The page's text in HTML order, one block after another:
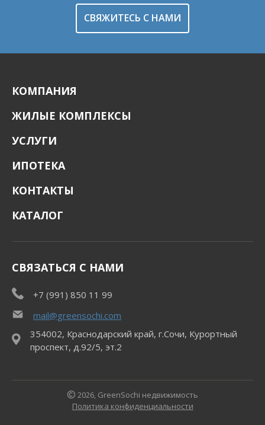
СВЯЖИТЕСЬ С НАМИ
КОМПАНИЯ
ЖИЛЫЕ КОМПЛЕКСЫ
УСЛУГИ
ИПОТЕКА
КОНТАКТЫ
КАТАЛОГ
СВЯЗАТЬСЯ С НАМИ
+7 (991) 850 11 99
mail@greensochi.com
354002, Краснодарский край, г.Сочи, Курортный
проспект, д.92/5, эт.2
2026, GreenSochi недвижимость
Политика конфиденциальности